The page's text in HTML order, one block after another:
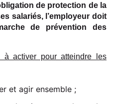
de protection de la
salariés, l’employeur doit
de prévention des
à activer pour atteindre les
et agir ensemble ;